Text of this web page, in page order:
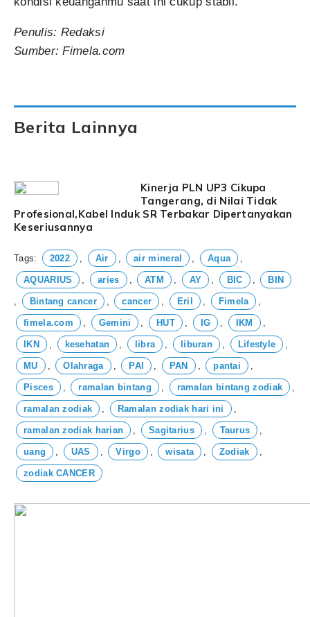
Penulis: Redaksi
Sumber: Fimela.com
Berita Lainnya
Kinerja PLN UP3 Cikupa
Tangerang, di Nilai Tidak
Profesional,Kabel Induk SR Terbakar Dipertanyakan
Keseriusannya
Tags: 2022 , Air , air mineral , Aqua ,
AQUARIUS , aries , ATM , AY , BIC , BIN
, Bintang cancer , cancer , Eril , Fimela ,
fimela.com , Gemini , HUT , IG , IKM ,
IKN , kesehatan , libra , liburan , Lifestyle ,
MU , Olahraga , PAI , PAN , pantai ,
Pisces , ramalan bintang , ramalan bintang zodiak ,
ramalan zodiak , Ramalan zodiak hari ini ,
ramalan zodiak harian , Sagitarius , Taurus ,
uang , UAS , Virgo , wisata , Zodiak ,
zodiak CANCER